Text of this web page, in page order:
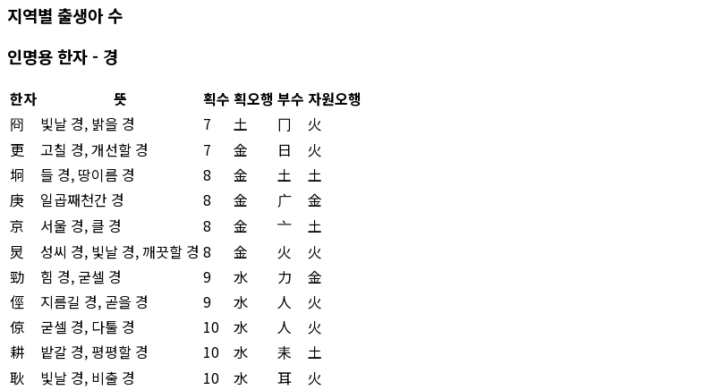
지역별 출생아 수
인명용 한자 - 경
한자 뜻 획수 획오행 부수 자원오행
冏
빛날 경, 밝을 경 7 土 冂
火
更
고칠 경, 개선할 경 7 金 日
火
坰
들 경, 땅이름 경 8 金 土
土
庚
일곱째천간 경 8 金 广
金
京
서울 경, 클 경 8 金 亠
土
炅
성씨 경, 빛날 경, 깨끗할 경 8 金 火
火
勁
힘 경, 굳셀 경 9 水 力
金
俓
지름길 경, 곧을 경 9 水 人
火
倞
굳셀 경, 다툴 경 10 水 人
火
耕
밭갈 경, 평평할 경 10 水 耒
土
耿
빛날 경, 비출 경 10 水 耳
火